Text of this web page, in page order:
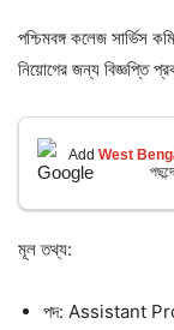
পশ্চিমবঙ্গ কলেজ
নিয়োগের জন্য বিজ্ঞপ্তি
Add West
মূল তথ্য:
পদ: Assistant